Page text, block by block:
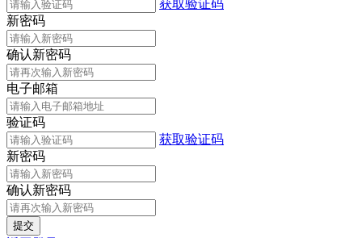
获取验证码
新密码
确认新密码
电子邮箱
验证码
获取验证码
新密码
确认新密码